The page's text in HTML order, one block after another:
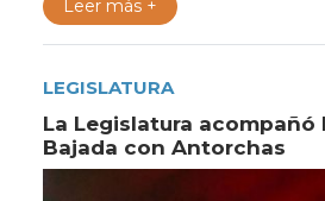
Leer más +
LEGISLATURA
La Legislatura acompañó
Bajada con Antorchas